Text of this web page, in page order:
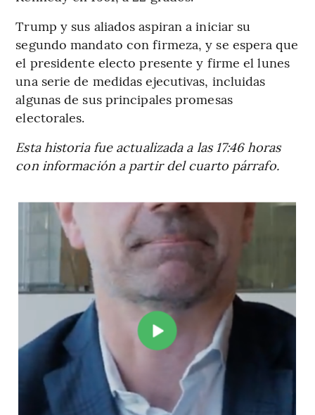
Trump y sus aliados aspiran a iniciar su
segundo mandato con firmeza, y se espera que
el presidente electo presente y firme el lunes
una serie de medidas ejecutivas, incluidas
algunas de sus principales promesas
electorales.
Esta historia fue actualizada a las 17:46 horas
con información a partir del cuarto párrafo.